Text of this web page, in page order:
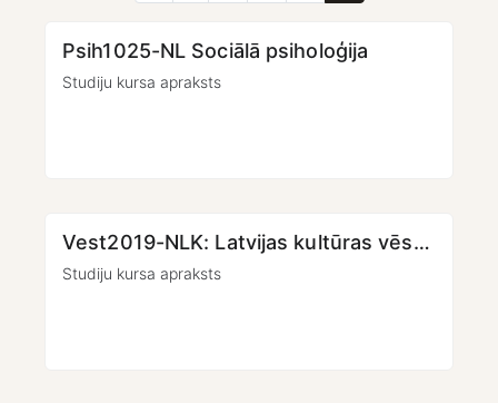
Psih1025-NL Sociālā psiholoģija
Studiju kursa apraksts
Vest2019-NLK: Latvijas kultūras vēsture
Studiju kursa apraksts